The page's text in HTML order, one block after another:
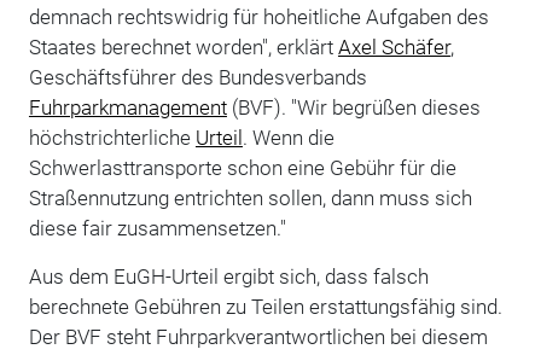
demnach rechtswidrig für hoheitliche Aufgaben des
Staates berechnet worden", erklärt Axel Schäfer,
Geschäftsführer des Bundesverbands
Fuhrparkmanagement(BVF). "Wir begrüßen dieses
höchstrichterliche Urteil. Wenn die
Schwerlasttransporte schon eine Gebühr für die
Straßennutzung entrichten sollen, dann muss sich
diese fair zusammensetzen."
Aus dem EuGH-Urteil ergibt sich, dass falsch
berechnete Gebühren zu Teilen erstattungsfähig sind.
Der BVF steht Fuhrparkverantwortlichen bei diesem